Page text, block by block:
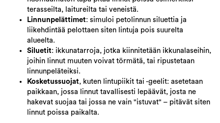
terasseilta, laitureilta tai veneistä.
Linnunpelättimet: simuloi petolinnun siluettia ja
liikehdintää pelottaen siten lintuja pois suurelta
alueelta.
Siluetit: ikkunatarroja, jotka kiinnitetään ikkunalaseihin,
joihin linnut muuten voivat törmätä, tai ripustetaan
linnunpeläteiksi.
Kosketussuojat, kuten lintupiikit tai -geelit: asetetaan
paikkaan, jossa linnut tavallisesti lepäävät, josta ne
hakevat suojaa tai jossa ne vain "istuvat" – pitävät siten
linnut poissa paikalta.